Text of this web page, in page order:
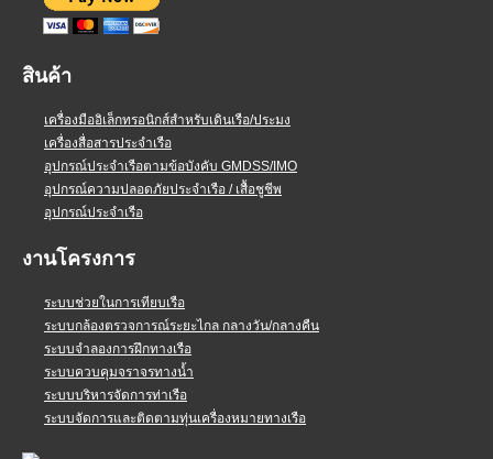
สินค้า
เครื่องมืออิเล็กทรอนิกส์สำหรับเดินเรือ/ประมง
เครื่องสื่อสารประจำเรือ
อุปกรณ์ประจำเรือตามข้อบังคับ GMDSS/IMO
อุปกรณ์ความปลอดภัยประจำเรือ / เสื้อชูชีพ
อุปกรณ์ประจำเรือ
งานโครงการ
ระบบช่วยในการเทียบเรือ
ระบบกล้องตรวจการณ์ระยะไกล กลางวัน/กลางคืน
ระบบจำลองการฝึกทางเรือ
ระบบควบคุมจราจรทางน้ำ
ระบบบริหารจัดการท่าเรือ
ระบบจัดการและติดตามทุ่นเครื่องหมายทางเรือ